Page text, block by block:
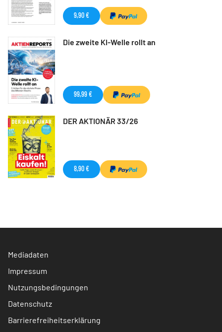
9,90 €
Die zweite KI-Welle rollt an
99,99 €
DER AKTIONÄR 33/26
8,90 €
Mediadaten
Impressum
Nutzungsbedingungen
Datenschutz
Barrierefreiheitserklärung